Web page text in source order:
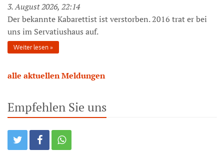
3. August 2026, 22:14
Der bekannte Kabarettist ist verstorben. 2016 trat er bei
uns im Servatiushaus auf.
Weiter lesen
alle aktuellen Meldungen
Empfehlen Sie uns